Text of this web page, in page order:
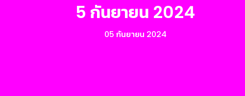
5 กันยายน 2024
05 กันยายน 2024